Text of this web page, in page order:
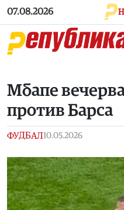
Skip to main content
07.08.2026
Mбапе
против Барса
ФУДБАЛ10.05.2026